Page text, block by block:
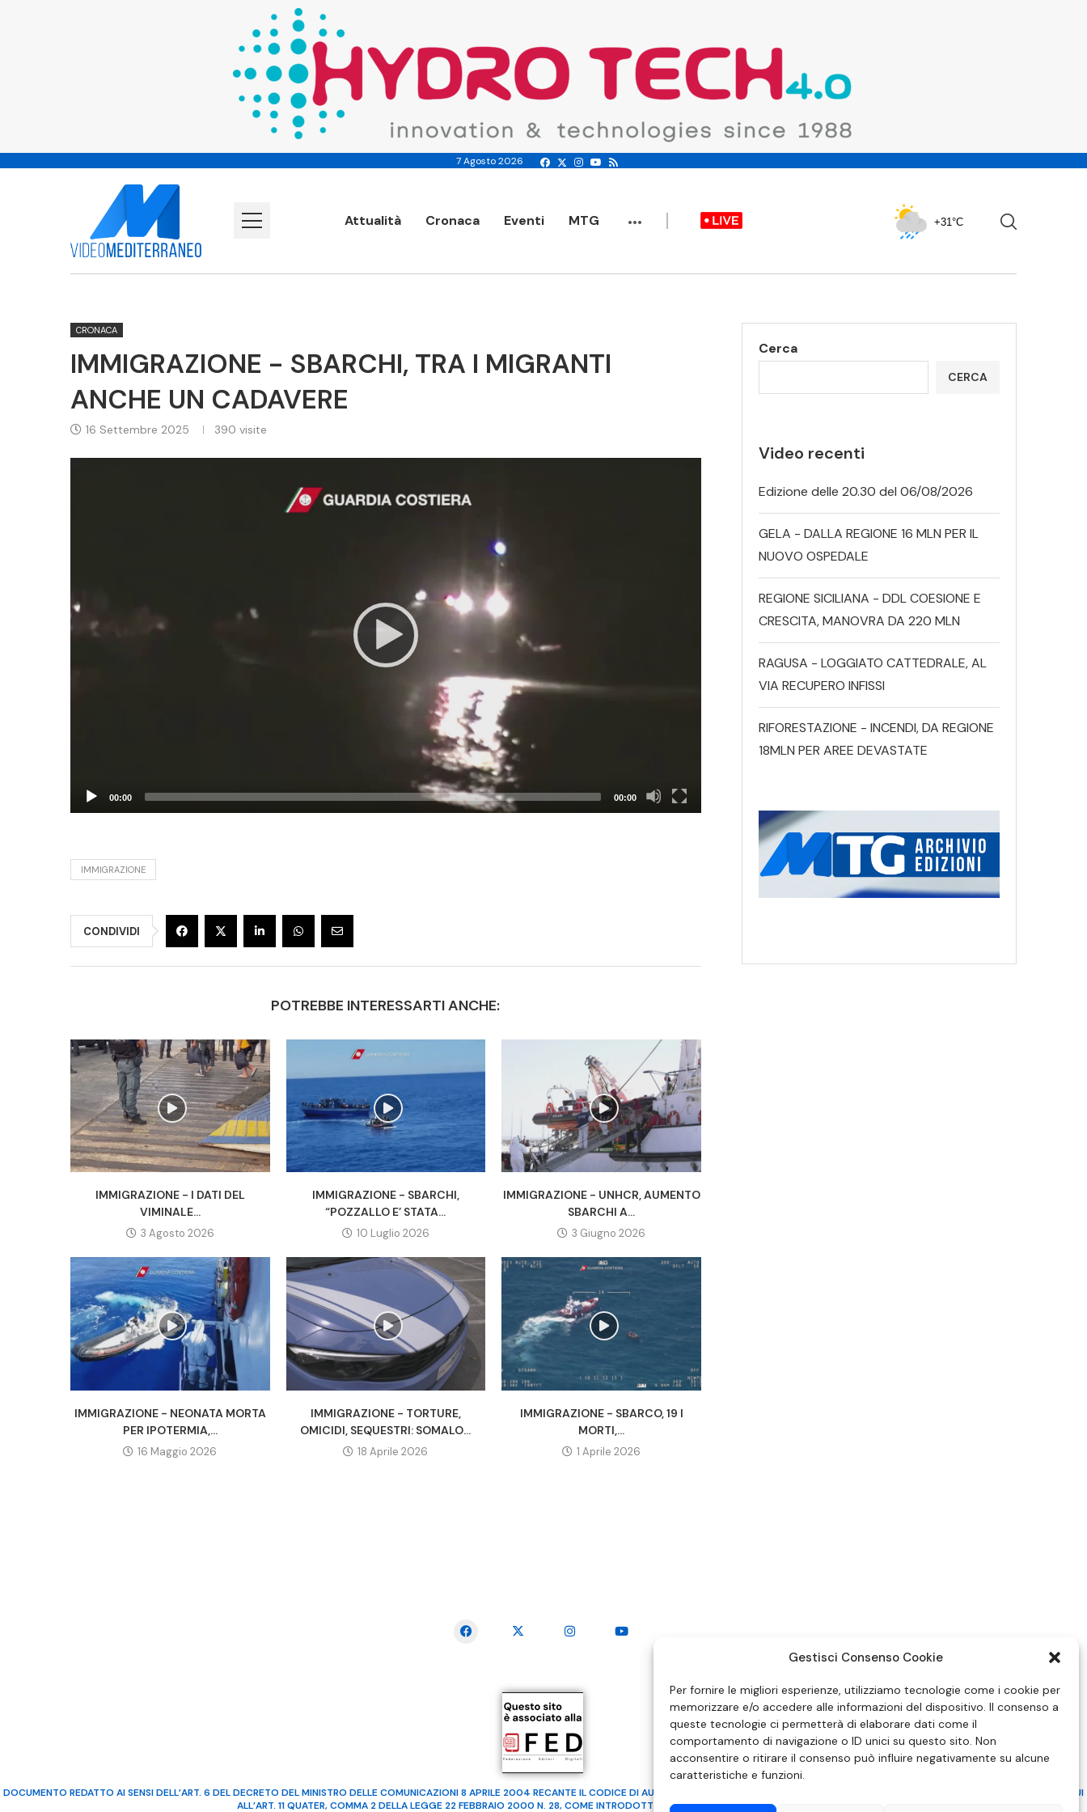
Gestisci Consenso Cookie
Per fornire le migliori esperienze, utilizziamo tecnologie come i cookie per
memorizzare e/o accedere alle informazioni del dispositivo. Il consenso a
queste tecnologie ci permetterà di elaborare dati come il
comportamento di navigazione o ID unici su questo sito. Non
acconsentire o ritirare il consenso può influire negativamente su alcune
caratteristiche e funzioni.
7 Agosto 2026
Attualità Cronaca Eventi MTG ... +31°C
CRONACA
IMMIGRAZIONE - SBARCHI, TRA I MIGRANTI
ANCHE UN CADAVERE
16 Settembre 2025 390 visite
00:00 00:00
IMMIGRAZIONE
CONDIVIDI
POTREBBE INTERESSARTI ANCHE:
IMMIGRAZIONE - I DATI DEL
VIMINALE...
3 Agosto 2026
IMMIGRAZIONE - SBARCHI,
“POZZALLO E’ STATA...
10 Luglio 2026
IMMIGRAZIONE - UNHCR, AUMENTO
SBARCHI A...
3 Giugno 2026
IMMIGRAZIONE - NEONATA MORTA
PER IPOTERMIA,...
16 Maggio 2026
IMMIGRAZIONE - TORTURE,
OMICIDI, SEQUESTRI: SOMALO...
18 Aprile 2026
IMMIGRAZIONE - SBARCO, 19 I
MORTI,...
1 Aprile 2026
Cerca
CERCA
Video recenti
Edizione delle 20.30 del 06/08/2026
GELA - DALLA REGIONE 16 MLN PER IL
NUOVO OSPEDALE
REGIONE SICILIANA - DDL COESIONE E
CRESCITA, MANOVRA DA 220 MLN
RAGUSA - LOGGIATO CATTEDRALE, AL
VIA RECUPERO INFISSI
RIFORESTAZIONE - INCENDI, DA REGIONE
18MLN PER AREE DEVASTATE
DOCUMENTO REDATTO AI SENSI DELL’ART. 6 DEL DECRETO DEL MINISTRO DELLE COMUNICAZIONI 8 APRILE 2004 RECANTE IL CODICE DI AUTOREGOLAMENTAZIONE IN MATERIA DI ATTUAZIONE DEL PRINCIPIO DEL PLURALISMO, DI CUI
ALL’ART. 11 QUATER, COMMA 2 DELLA LEGGE 22 FEBBRAIO 2000 N. 28, COME INTRODOTTO DALLA LEGGE 6 NOVEMBRE 2003, N. 313